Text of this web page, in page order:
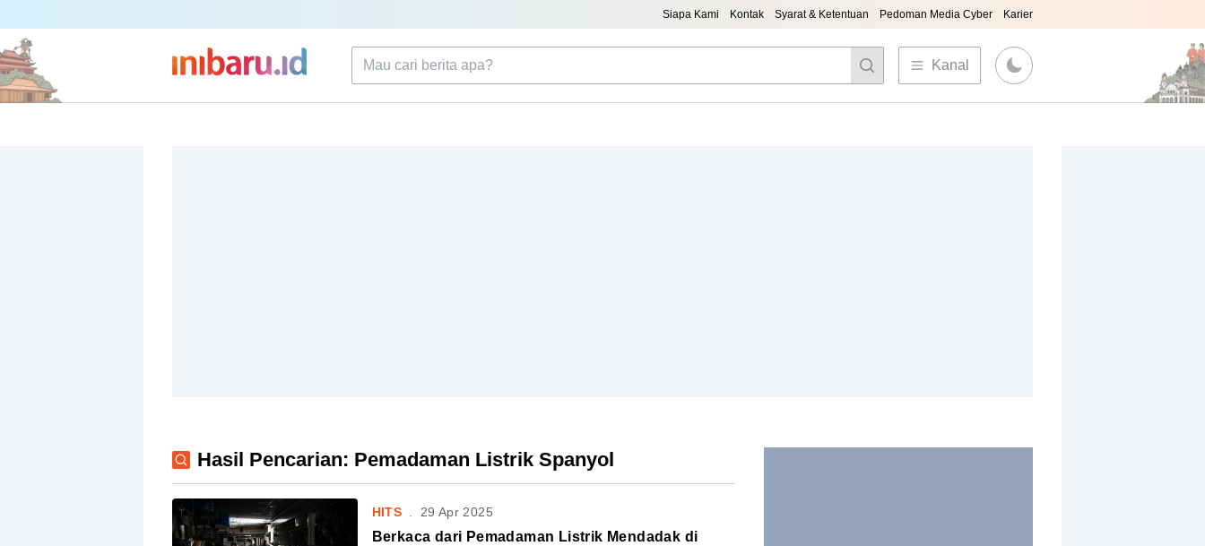
Siapa Kami Kontak Syarat & Ketentuan Pedoman Media Cyber Karier
Kanal
Hasil Pencarian: Pemadaman Listrik Spanyol
HITS 29 Apr 2025
Berkaca dari Pemadaman Listrik Mendadak di